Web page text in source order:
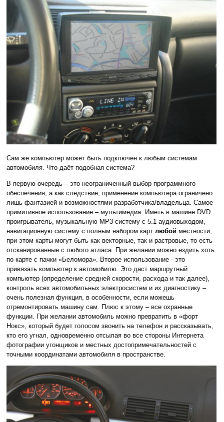
Сам же компьютер может быть подключен к любым системам
автомобиля. Что даёт подобная система?
В первую очередь – это неограниченный выбор программного
обеспечения, а как следствие, применение компьютера ограничено
лишь фантазией и возможностями разработчика/владельца. Самое
примитивное использование – мультимедиа. Иметь в машине DVD
проигрыватель, музыкальную МР3-систему с 5.1 аудиовыходом,
навигационную систему с полным набором карт любой местности,
при этом карты могут быть как векторные, так и растровые, то есть
отсканированные с любого атласа. При желании можно ездить хоть
по карте с пачки «Беломора». Второе использование - это
привязать компьютер к автомобилю. Это даст маршрутный
компьютер (определение средней скорости, расхода и так далее),
контроль всех автомобильных электросистем и их диагностику –
очень полезная функция, в особенности, если можешь
отремонтировать машину сам. Плюс к этому – все охранные
функции. При желании автомобиль можно превратить в «форт
Нокс», который будет голосом звонить на телефон и рассказывать,
кто его угнал, одновременно отсылая во все стороны Интернета
фотографии угонщиков и местных достопримечательностей с
точными координатами автомобиля в пространстве.